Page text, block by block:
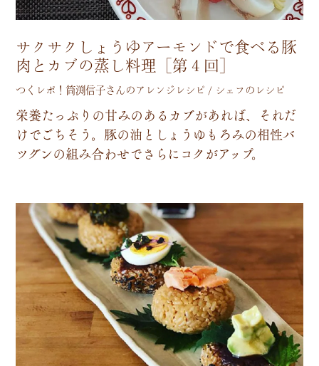
サクサクしょうゆアーモンドで食べる豚
肉とカブの蒸し料理［第４回］
つくレポ！筒渕信子さんのアレンジレシピ / シェフのレシピ
栄養たっぷ り の甘みのあ るカ ブがあれば、 それだ
けでごち そ う。豚の油 と し ょ う ゆ も ろみの相性バ
ツグンの組み合わせでさ らに コク がアッ プ。